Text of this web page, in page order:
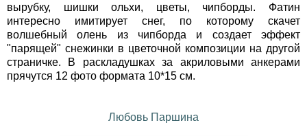
вырубку, шишки ольхи, цветы, чипборды. Фатин
интересно имитирует снег, по которому скачет
волшебный олень из чипборда и создает эффект
"парящей" снежинки в цветочной композиции на другой
страничке. В раскладушках за акриловыми анкерами
прячутся 12 фото формата 10*15 см.
Любовь Паршина